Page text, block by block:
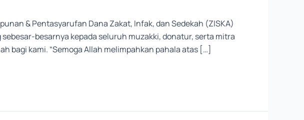
& Pentasyarufan Dana Zakat, Infak, dan Sedekah (ZISKA)
besarnya kepada seluruh muzakki, donatur, serta mitra
bagi kami. “Semoga Allah melimpahkan pahala atas […]